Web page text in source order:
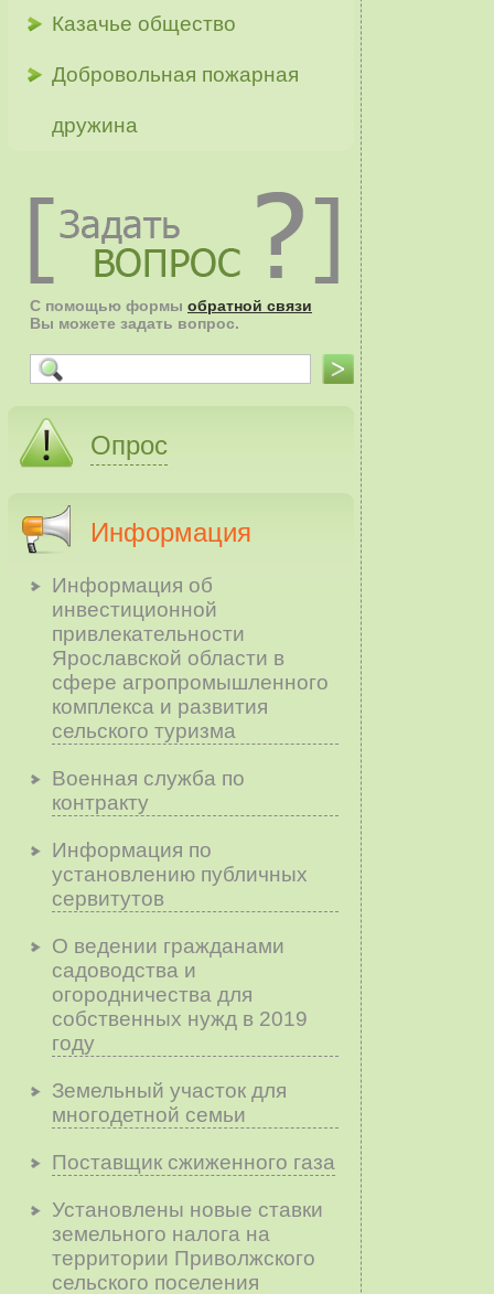
Казачье общество
Добровольная пожарная
дружина
С помощью формы обратной связи
Вы можете задать вопрос.
Опрос
Информация
Информация об
инвестиционной
привлекательности
Ярославской области в
сфере агропромышленного
комплекса и развития
сельского туризма
Военная служба по
контракту
Информация по
установлению публичных
сервитутов
О ведении гражданами
садоводства и
огородничества для
собственных нужд в 2019
году
Земельный участок для
многодетной семьи
Поставщик сжиженного газа
Установлены новые ставки
земельного налога на
территории Приволжского
сельского поселения